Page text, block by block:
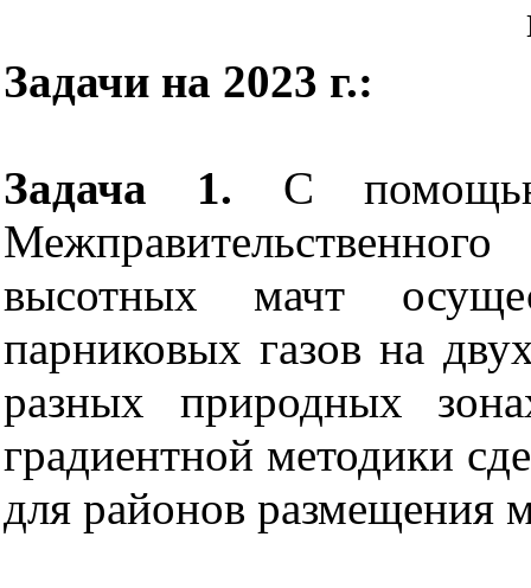
Задачи на 2023 г.:
Задача 1. С
высотных мачт
парниковых газов на
разных природных
градиентной методики
для районов размещения